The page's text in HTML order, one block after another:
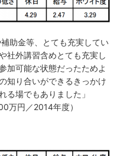
助金等、とても充実してい
社外講習含めとても充実し
加可能な状態だったためよ
知り合いができるきっかけ
る場でもありました」
万円／2014年度）